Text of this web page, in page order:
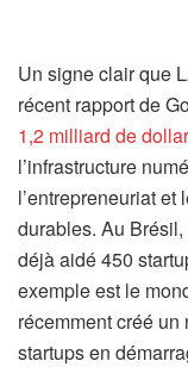
Un signe clair que
récent rapport de
1,2 milliard de
l’infrastructure
l’entrepreneuriat
durables. Au
déjà aidé 450
exemple est le
récemment créé
startups en